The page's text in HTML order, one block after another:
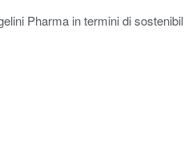
Pharma in termini di